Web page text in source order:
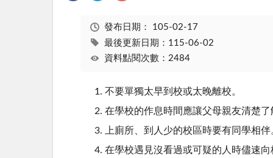
發布日期： 105-02-17
最後更新日期：115-06-02
資料點閱次數：2484
不要單獨太早到校或太晚離校。
在學校的作息時間應讓父母親友清楚了
上廁所、到人少的校區時要有同學相伴
在學校遇見沒看過或可疑的人時儘速